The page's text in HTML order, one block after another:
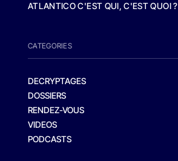
ATLANTICO C'EST QUI, C'EST QUOI ?
CATEGORIES
DECRYPTAGES
DOSSIERS
RENDEZ-VOUS
VIDEOS
PODCASTS